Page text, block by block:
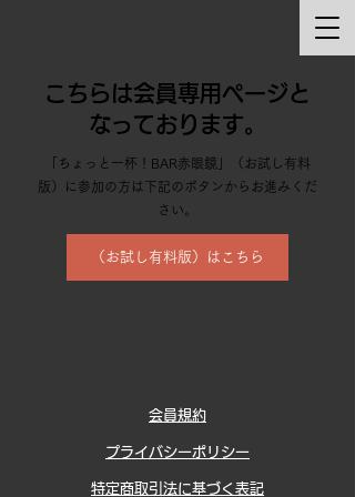
こちらは会員専用ページと
なっております。
「ちょっと一杯！BAR赤眼鏡」（お試し有料
版）に参加の方は下記のボタンからお進みくだ
さい。
（お試し有料版）はこちら
会員規約
プライバシーポリシー
特定商取引法に基づく表記